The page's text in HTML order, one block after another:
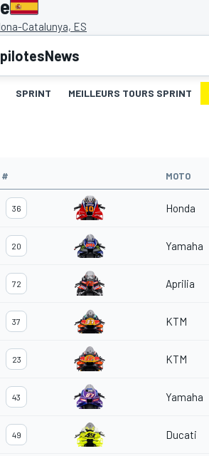
Catalunya, ES
News
SPRINT MEILLEURS TOURS SPRINT
# MOTO
36 Honda
20 Yamaha
72 Aprilia
37 KTM
23 KTM
43 Yamaha
49 Ducati